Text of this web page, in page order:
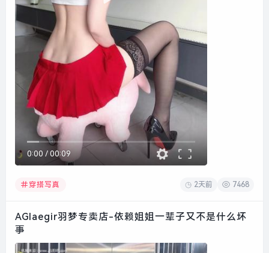
0:00 / 00:09
穿搭写真 2天前 7468
AGIaegir羽梦专卖店-依赖姐姐一辈子又不是什么坏
事